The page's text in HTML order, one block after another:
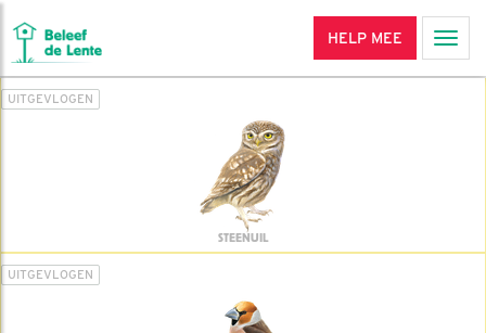
HELP MEE
UITGEVLOGEN
STEENUIL
UITGEVLOGEN